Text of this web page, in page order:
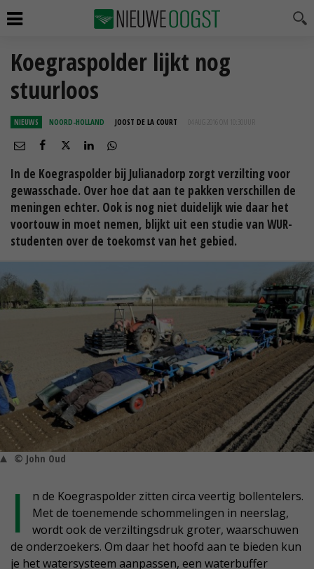
Koegraspolder lijkt nog
stuurloos
NIEUWS NOORD-HOLLAND JOOST DE LA COURT 04 AUG 2016 OM 10:30
In de Koegraspolder bij Julianadorp zorgt verzilting voor
gewasschade. Over hoe dat aan te pakken verschillen de
meningen echter. Ook is nog niet duidelijk wie daar het
voortouw in moet nemen, blijkt uit een studie van WUR-
studenten over de toekomst van het gebied.
© John Oud
I
n de Koegraspolder zitten circa veertig bollentelers.
Met de toenemende schommelingen in neerslag,
wordt ook de verziltingsdruk groter, waarschuwen
de onderzoekers. Om daar het hoofd aan te bieden kun
je het watersysteem aanpassen, een waterbuffer